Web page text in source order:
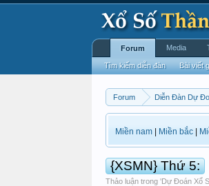
Forum Diễn Đàn Dự
Miền nam Miền bắc
{XSMN} Thứ 5:
Thảo luận trong 'Dự Đoán Xổ
Forum
Tìm kiếm diễn đàn Bài viết
Media